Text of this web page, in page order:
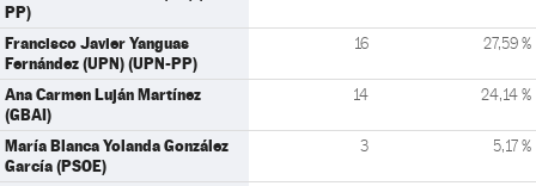
PP)
Francisco Javier Yanguas
Fernández (UPN) (UPN-PP)
16 27,59 %
Ana Carmen Luján Martínez
(GBAI)
14 24,14 %
María Blanca Yolanda González
García (PSOE)
3 5,17 %